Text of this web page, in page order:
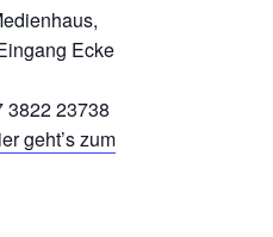
Ecke
3822 23738
geht’s zum